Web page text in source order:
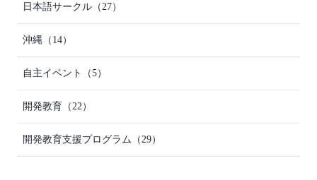
日本語サークル （27）
沖縄 （14）
自主イベント （5）
開発教育 （22）
開発教育支援プログラム （29）